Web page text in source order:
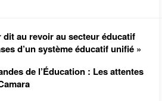
au revoir au secteur éducatif
d’un système éducatif unifié »
de l’Éducation : Les attentes